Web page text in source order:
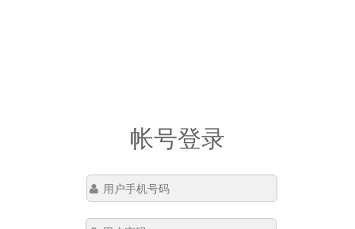
帐号登录